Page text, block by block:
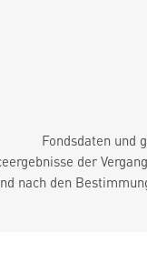
Fondsdaten und
der
nach den